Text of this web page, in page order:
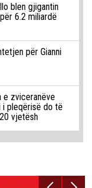
blen gjigantin
6.2 miliardë
për Gianni
zviceranëve
i pleqërisë do të
vjetësh